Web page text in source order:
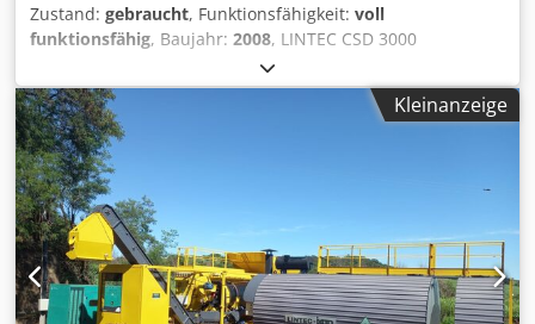
Zustand: gebraucht, Funktionsfähigkeit: voll
funktionsfähig, Baujahr: 2008, LINTEC CSD 3000
CONTAINERISIERTE ASPHALTANLAGE Baujahr: 2008
Produktionskapazität: 240 t/h Dsdpewq Iv Uofx Ac Uswa -
Siebdecks: 6 - Kaltfutterbehälter: 9 - Heißsteinbehälter:
42,1 t - Altfüllersilo: 45 t - Fremdfüller: 2 x 50 t -
Mischergröße: 3.000 kg - Brenner: 18 MW Diesel/Schweröl -
3 Bitumentanks à 50.000 l - Produktionskapazität: 240 t/h
Kleinanzeige